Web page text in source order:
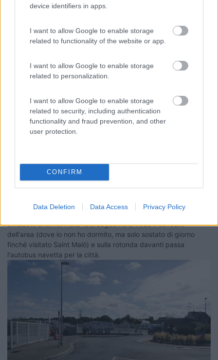
device identifiers in apps.
I want to allow Google to enable storage
related to functionality of the website or app.
I want to allow Google to enable storage
related to personalization.
I want to allow Google to enable storage
related to security, including authentication
functionality and fraud prevention, and other
user protection.
CONFIRM
Data Deletion Data Access Privacy Policy
e qui si scarica anche una guida per i camper:
____________________________________
Tommaso IZ4DJI
Modificato da IZ4DJI il 14/05/2019 alle 23:14:58
Paolo62
7464
Inserito il 15/05/2019 alle: 00:14:41
utilizzato anch'io. Nella foto seguente si vede il cancello
dell'area (dove io non ho dormito, ma solo sostato di giorno
finché visitato Saint Malò) e sulla rotonda davanti passa
l'autobus navetta per la città.